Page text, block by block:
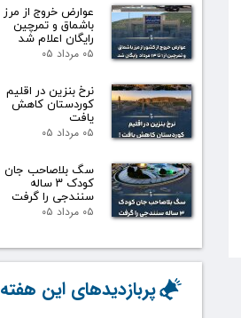
عوارض خروج از مرز
باشماق و تمرچین
رایگان اعلام شد
۰۵ مرداد ۰۵
نرخ بنزین در اقلیم
کوردستان کاهش
یافت
۰۵ مرداد ۰۵
سگ بلاصاحب جان
کودک ۳ ساله
سنندجی را گرفت
۰۵ مرداد ۰۵
پربازدیدهای این هفته